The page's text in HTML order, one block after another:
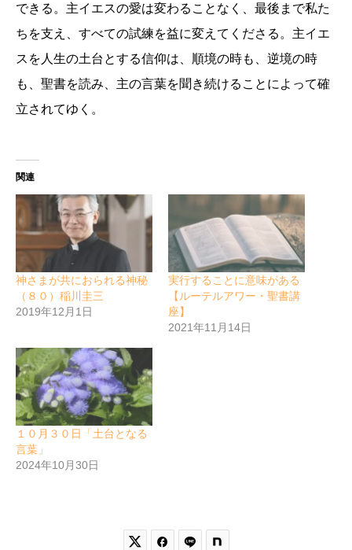
できる。主イエスの愛は変わることなく、最後まで私た
ちを支え、すべての試練を益に変えてくださる。主イエ
スを人生の土台とする信仰は、順境の時も、逆境の時
も、聖書を読み、主の言葉を聞き続けることによって確
立されてゆく。
関連
神さまが共におられる神秘
（８０）稲川圭三
2019年12月1日
実行することに意味がある
【ルーテルアワー・聖書講
座】
2021年11月14日
１０月３０日「土台となる
言葉」
2024年10月30日
 